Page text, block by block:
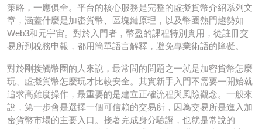
策略，一應俱全。平台的核心服務是完整的虛擬貨幣介紹系列文
章，涵蓋什麼是加密貨幣、區塊鏈原理，以及幣圈熱門趨勢如
Web3和元宇宙。對於入門者，幣盈的課程特別實用，從註冊交
易所到稅務申報，都用簡單語言解釋，避免專業術語的障礙。
對於剛接觸幣圈的人來說，最常問的問題之一就是加密貨幣怎麼
玩、虛擬貨幣怎麼玩才比較安全。其實新手入門不需要一開始就
追求高難度操作，最重要的是建立正確流程與風險觀念。一般來
說，第一步會是選擇一個可信賴的交易所，因為交易所是進入加
密貨幣市場的主要入口。接著完成身分驗證，也就是常說的